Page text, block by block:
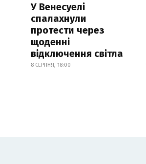
У Венесуелі
спалахнули
протести через
щоденні
відключення світла
8 СЕРПНЯ, 18:00